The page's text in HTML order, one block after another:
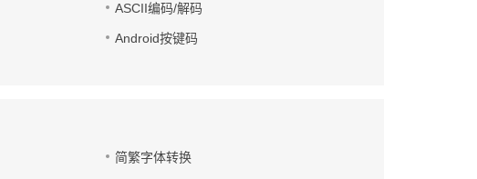
ASCII编码/解码
Android按键码
简繁字体转换